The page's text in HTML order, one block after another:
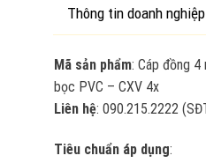
Thông tin doanh nghiệp
Mã sản phẩm: Cáp đồng
bọc PVC – CXV 4x
Liên hệ: 090.215.2222
Tiêu chuẩn áp dụng: